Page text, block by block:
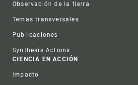
Observación de la tierra
Temas transversales
Publicaciones
Synthesis Actions
CIENCIA EN ACCIÓN
Impacto